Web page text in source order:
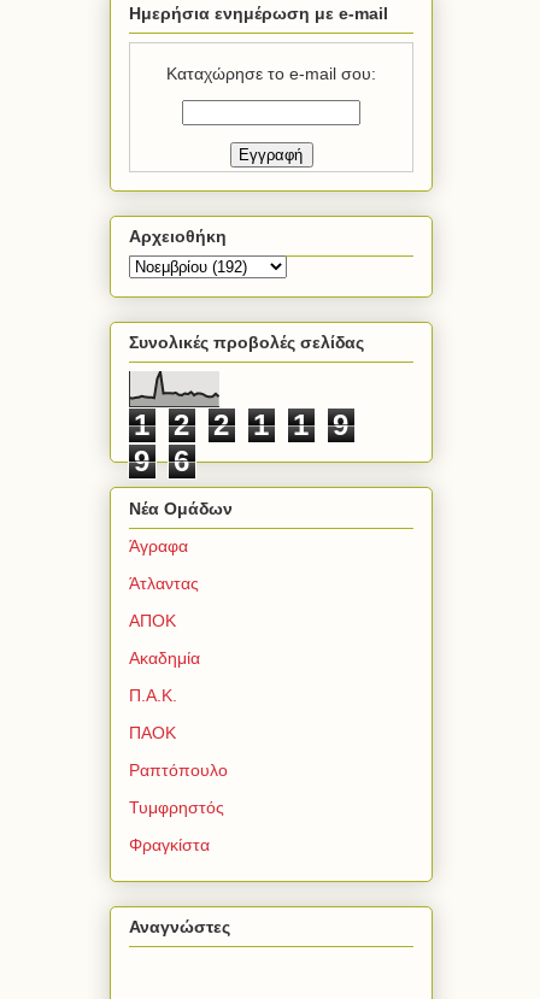
Ημερήσια ενημέρωση με e-mail
Καταχώρησε το e-mail σου:
Αρχειοθήκη
Συνολικές προβολές σελίδας
1 2 2 1 1
9
9
6
Νέα Ομάδων
Άγραφα
Άτλαντας
ΑΠΟΚ
Ακαδημία
Π.Α.Κ.
ΠΑΟΚ
Ραπτόπουλο
Τυμφρηστός
Φραγκίστα
Αναγνώστες